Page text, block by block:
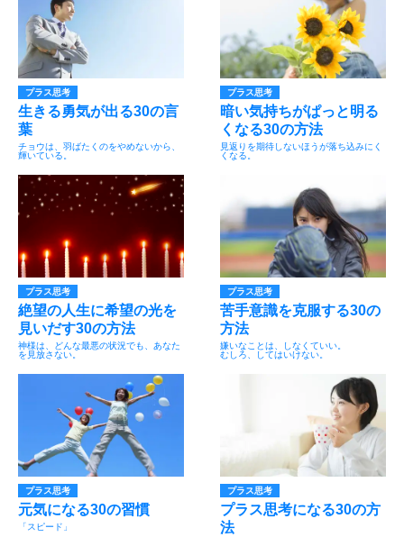
プラス思考
生きる勇気が出る30の言
葉
チョウは、羽ばたくのをやめないから、
輝いている。
プラス思考
暗い気持ちがぱっと明る
くなる30の方法
見返りを期待しないほうが落ち込みにく
くなる。
プラス思考
絶望の人生に希望の光を
見いだす30の方法
神様は、どんな最悪の状況でも、あなた
を見放さない。
プラス思考
苦手意識を克服する30の
方法
嫌いなことは、しなくていい。
むしろ、してはいけない。
プラス思考
元気になる30の習慣
「スピード」
プラス思考
プラス思考になる30の方
法